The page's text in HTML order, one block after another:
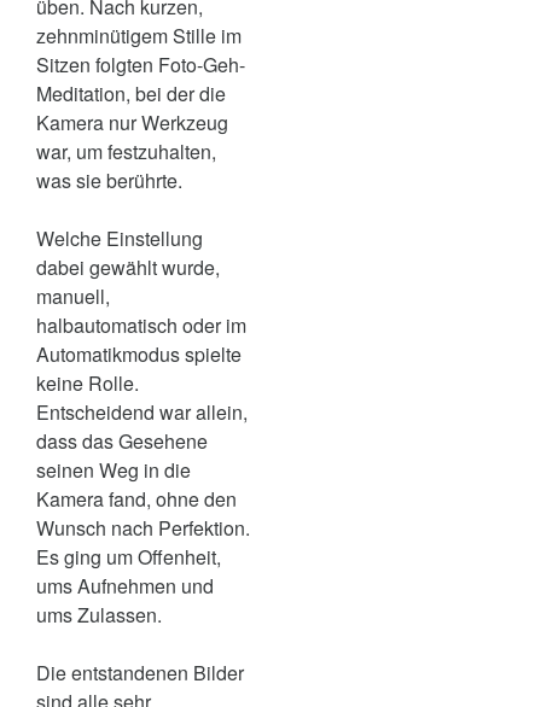
üben. Nach kurzen,
zehnminütigem Stille im
Sitzen folgten Foto-Geh-
Meditation, bei der die
Kamera nur Werkzeug
war, um festzuhalten,
was sie berührte.
Welche Einstellung
dabei gewählt wurde,
manuell,
halbautomatisch oder im
Automatikmodus spielte
keine Rolle.
Entscheidend war allein,
dass das Gesehene
seinen Weg in die
Kamera fand, ohne den
Wunsch nach Perfektion.
Es ging um Offenheit,
ums Aufnehmen und
ums Zulassen.
Die entstandenen Bilder